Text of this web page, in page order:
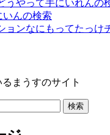
うやって手にいれんの
んの検索
ョンなにもってたっけ
まうすのサイト